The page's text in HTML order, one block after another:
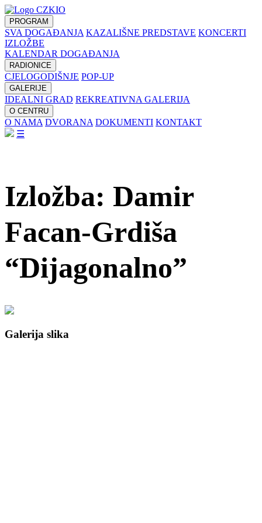
PROGRAM
SVA DOGAĐANJA KAZALIŠNE PREDSTAVE KONCERTI
IZLOŽBE
KALENDAR DOGAĐANJA
RADIONICE
CJELOGODIŠNJE POP-UP
GALERIJE
IDEALNI GRAD REKREATIVNA GALERIJA
O CENTRU
O NAMA DVORANA DOKUMENTI KONTAKT
☰
Izložba: Damir
Facan-Grdiša
“Dijagonalno”
Galerija slika